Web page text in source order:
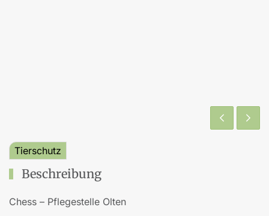
Tierschutz
Beschreibung
Chess – Pflegestelle Olten